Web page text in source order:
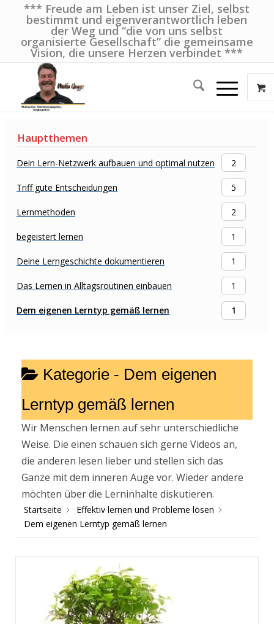
*** Freude am Leben ist unser Ziel, selbst
bestimmt und eigenverantwortlich leben
der Weg und “die von uns selbst
organisierte Gesellschaft” die gemeinsame
Vision, die unsere Herzen verbindet ***
Hauptthemen
Dein Lern-Netzwerk aufbauen und optimal nutzen 2
Triff gute Entscheidungen 5
Lernmethoden 2
begeistert lernen 1
Deine Lerngeschichte dokumentieren 1
Das Lernen in Alltagsroutinen einbauen 1
Dem eigenen Lerntyp gemäß lernen 1
Kategorie - Dem eigenen
Lerntyp gemäß lernen
Wir Menschen lernen auf sehr unterschiedliche
Weise. Die einen schauen sich gerne Videos an,
die anderen lesen lieber und stellen sich das
Ganze mit dem inneren Auge vor. Wieder andere
möchten über die Lerninhalte diskutieren.
Startseite
Effektiv lernen und Probleme lösen
Dem eigenen Lerntyp gemäß lernen